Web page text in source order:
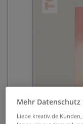
Mehr
Liebe kreativ.de